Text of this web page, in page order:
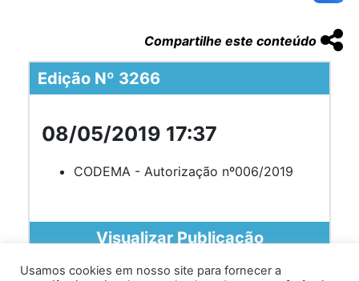
Compartilhe este conteúdo
Edição Nº 3266
08/05/2019 17:37
CODEMA - Autorização nº006/2019
Visualizar Publicação
Usamos cookies em nosso site para fornecer a